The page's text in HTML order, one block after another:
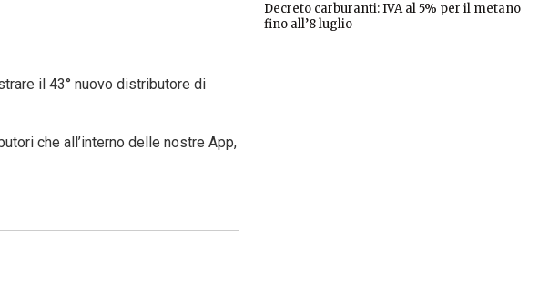
il 43° nuovo distributore di
che all’interno delle nostre App,
Decreto carburanti: IVA al 5% per il metano
fino all’8 luglio